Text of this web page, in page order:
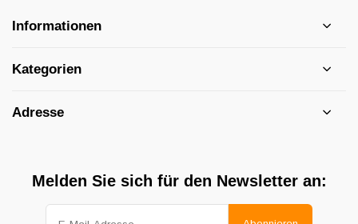
Informationen
Kategorien
Adresse
Melden Sie sich für den Newsletter an: